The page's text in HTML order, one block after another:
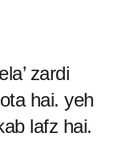
zardi
hai. yeh
lafz hai.